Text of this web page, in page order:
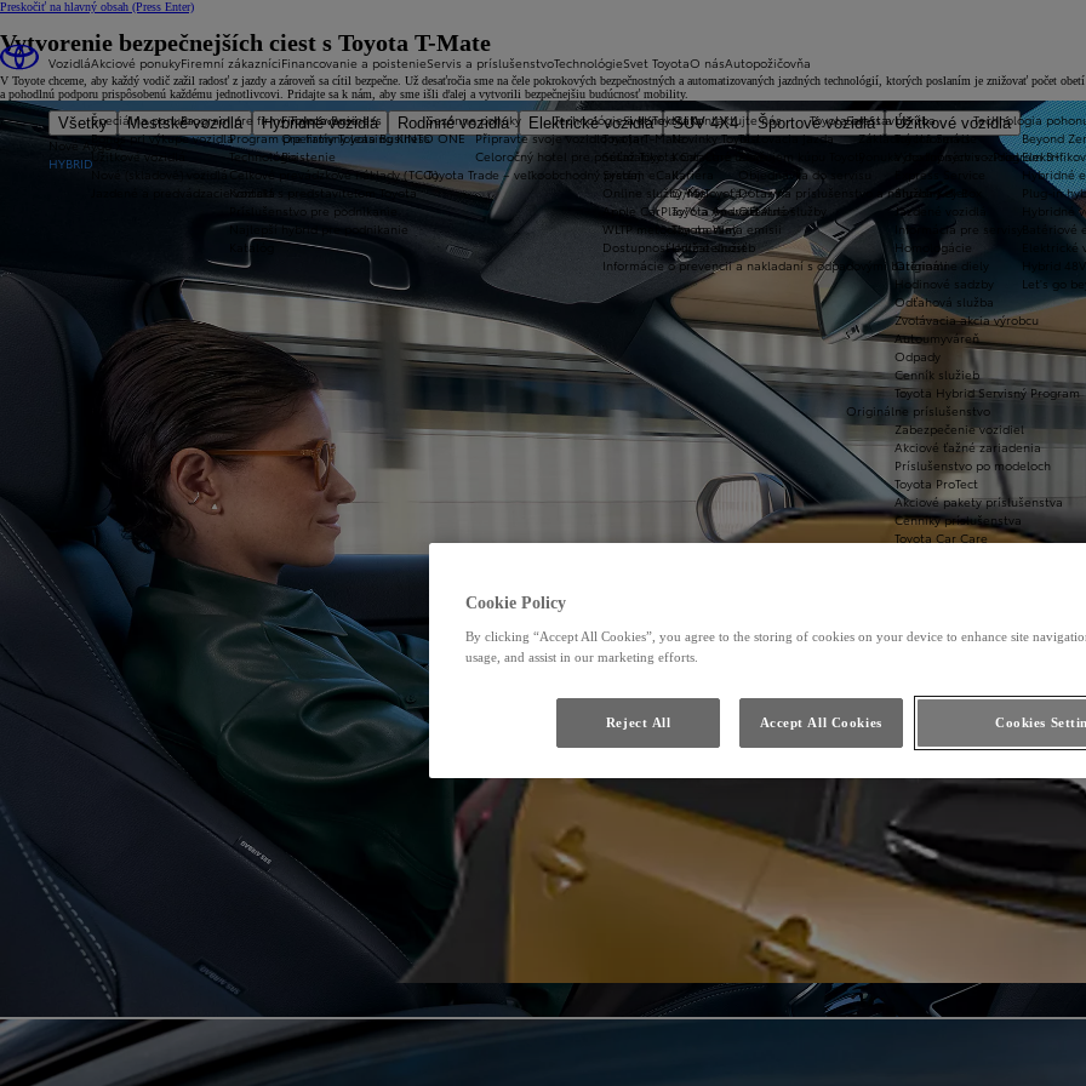
Preskočiť na hlavný obsah (Press Enter)
Vozidlá
Všetky Mestské vozidlá Hybridné vozidlá Rodinné vozidlá Elektrické vozidlá SUV 4X4 Športové vozidlá
Úžitkové vozidlá
Nové Aygo X
HYBRID
Akciové ponuky
Špeciálna ponuka
Bonus pri výkupe vozidla
Úžitkové vozidlá
Nové (skladové) vozidlá
Jazdené a predvádzacie vozidlá
Firemní zákazníci
Program pre firmy Toyota Business
Program pre firmy Toyota Business
Technológie
Celkové prevádzkové náklady (TCO)
Kontakt s predstaviteľom Toyota
Príslušenstvo pre podnikanie
Najlepší hybrid pre podnikanie
Katalóg
Toyota prestavby
Základné informácie
Ponuka dostupných vozidiel
Financovanie a poistenie
Financovanie
Operatívny leasing KINTO ONE
Poistenie
Servis a príslušenstvo
Sezónne ponuky
Připravte svoje vozidlo na jar
Celoročný hotel pre pneumatiky
Toyota Trade – veľkoobchodný predaj
Servis a údržba
Toyota Servis
Výhodný servis - Program 3+
Express Service
Služba Key Box
Jazdené vozidlá
Informácia pre servisy
Homologácie
Originálne diely
Hodinové sadzby
Odťahová služba
Zvolávacia akcia výrobcu
Autoumyváreň
Odpady
Cenník služieb
Toyota Hybrid Servisný Program
Originálne príslušenstvo
Zabezpečenie vozidiel
Akciové ťažné zariadenia
Príslušenstvo po modeloch
Toyota ProTect
Akciové pakety príslušenstva
Cenníky príslušenstva
Toyota Car Care
Technológie
Technológie a konektivita
Toyota T-Mate
Súťaž Toyota Car Care
Systém eCall
Online služby/MyToyota
Apple CarPlay™ a Android Auto®
WLTP metodika merania emisii
Dostupnosť online služieb
Informácie o prevencii a nakladaní s odpadovými batériami
Technológia
Beyond
Hybridné
Plug-in
Hybridné
Hybrid 48V
Let's go
Svet Toyota
Svet Toyota
Novinky Toyota
Kontaktné údaje
Kariéra
O nas
Toyota vo svete
Toyota Way
Udržateľnosť
O nás
Kontaktujte nás
Testovacia jazda
Zvažujem kúpu Toyoty
Objednávka do servisu
Dotaz na príslušenstvo a náhradný diel
Ostatné služby
Autopožičovňa
Vytvorenie bezpečnejších ciest s Toyota T-Mate
V Toyote chceme, aby každý vodič zažil radosť z jazdy a zároveň sa cítil bezpečne. Už desaťročia sme na čele pokrokových bezpečnostných a automatizovaných jazdných technológií, ktorých poslaním je znižovať počet
a pohodlnú podporu prispôsobenú každému jednotlivcovi. Pridajte sa k nám, aby sme išli ďalej a vytvorili bezpečnejšiu budúcnosť mobility.
Cookie Policy
By clicking “Accept All Cookies”, you agree to the storing of cookies on your device to enhance site
usage, and assist in our marketing efforts.
Cookies
Reject All Accept All Cookies